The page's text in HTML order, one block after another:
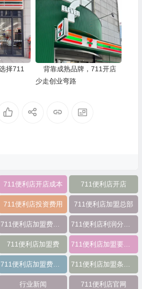
择711
背靠成熟品牌，711开店
少走创业弯路
711便利店开店成本 711便利店开店
711便利店投资费用 711便利店加盟总部
711便利店加盟费用明细 711便利店利润分成模式
711便利店加盟费 711便利店加盟要多少钱
711便利店加盟费明细表 711便利店加盟条件及费用
行业新闻 711便利店官网